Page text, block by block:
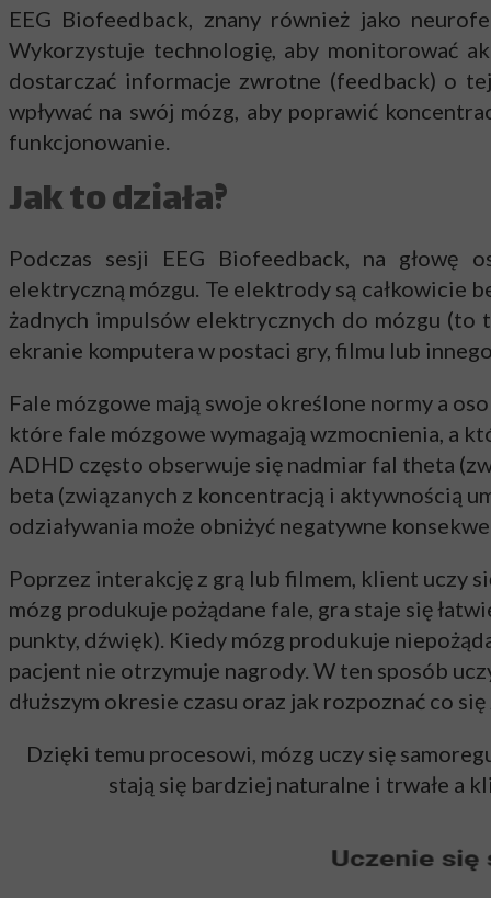
EEG Biofeedback, znany również jako
Wykorzystuje technologię, aby monitorować
dostarczać informacje zwrotne (feedback) o
wpływać na swój mózg, aby poprawić
funkcjonowanie.
Jak to działa?
Podczas sesji EEG Biofeedback, na głowę
elektryczną mózgu. Te elektrody są całkowicie
żadnych impulsów elektrycznych do mózgu (to
ekranie komputera w postaci gry, filmu lub
Fale mózgowe mają swoje określone normy a
które fale mózgowe wymagają wzmocnienia, a
ADHD często obserwuje się nadmiar fal theta
beta (związanych z koncentracją i aktywnością
odziaływania może obniżyć negatywne
Poprzez interakcję z grą lub filmem, klient uczy
mózg produkuje pożądane fale, gra staje się
punkty, dźwięk). Kiedy mózg produkuje
pacjent nie otrzymuje nagrody. W ten sposób
dłuższym okresie czasu oraz jak rozpoznać co
Dzięki temu procesowi, mózg uczy się
stają się bardziej naturalne i trwałe a